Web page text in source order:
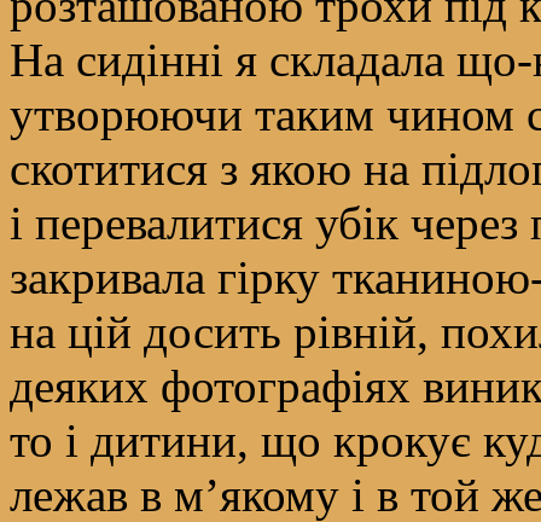
На сидінні я складала
утворюючи таким чином
скотитися з якою на
і перевалитися убік
закривала гірку
на цій досить рівній,
деяких фотографіях
то і дитини, що крокує
лежав в м’якому і в той